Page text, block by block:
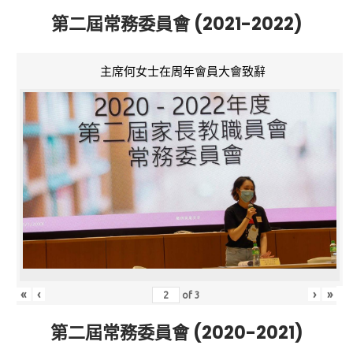
第二屆常務委員會 (2021-2022)
主席何女士在周年會員大會致辭
« ‹ of3 › »
第二屆常務委員會 (2020-2021)